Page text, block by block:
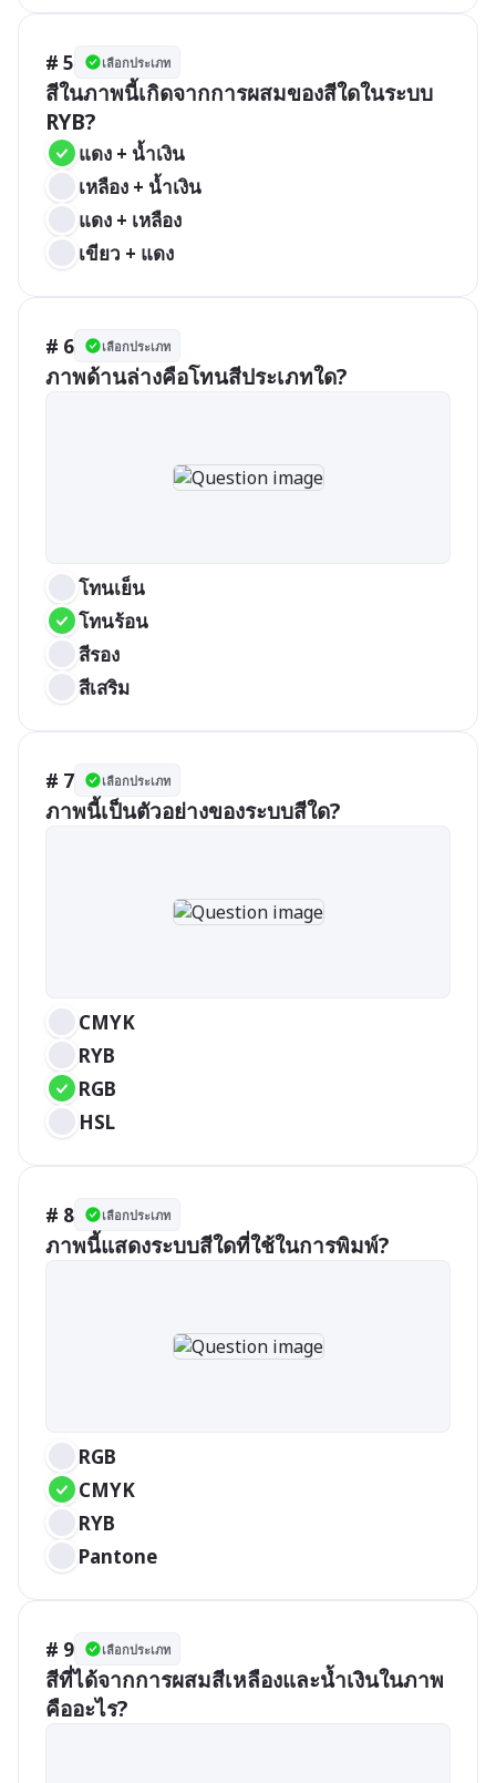
# 5 เลือกประเภท
สีในภาพนี้เกิดจากการผสมของสีใดในระบบ
RYB?
แดง + น้ำเงิน
เหลือง + น้ำเงิน
แดง + เหลือง
เขียว + แดง
# 6 เลือกประเภท
ภาพด้านล่างคือโทนสีประเภทใด?
โทนเย็น
โทนร้อน
สีรอง
สีเสริม
# 7 เลือกประเภท
ภาพนี้เป็นตัวอย่างของระบบสีใด?
CMYK
RYB
RGB
HSL
# 8 เลือกประเภท
ภาพนี้แสดงระบบสีใดที่ใช้ในการพิมพ์?
RGB
CMYK
RYB
Pantone
# 9 เลือกประเภท
สีที่ได้จากการผสมสีเหลืองและน้ำเงินในภาพ
คืออะไร?